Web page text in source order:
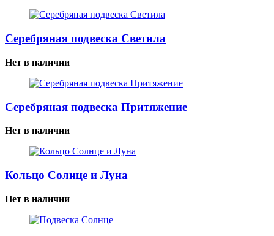
Серебряная подвеска Светила
Нет в наличии
Серебряная подвеска Притяжение
Нет в наличии
Кольцо Солнце и Луна
Нет в наличии